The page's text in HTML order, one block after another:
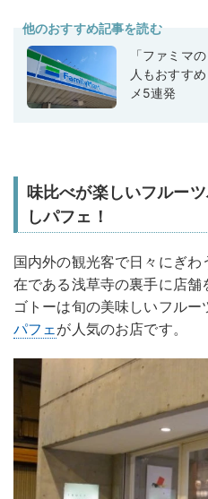
他のおすすめ記事を読む
「ファミマ
人もおすす
メ5連発
味比べが楽しいフルー
しパフェ！
国内外の観光客で日々にぎ
在である浅草寺の裏手に店
ゴトーは旬の美味しいフル
パフェが人気のお店です。